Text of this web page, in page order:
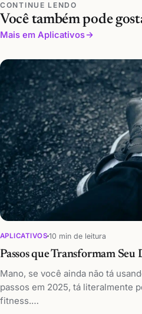
CONTINUE LENDO
Você também pode
Mais em Aplicativos
APLICATIVOS 10 min de leitura
Passos que Transformam Seu
Mano, se você ainda não tá
passos em 2025, tá literalmente
fitness.…